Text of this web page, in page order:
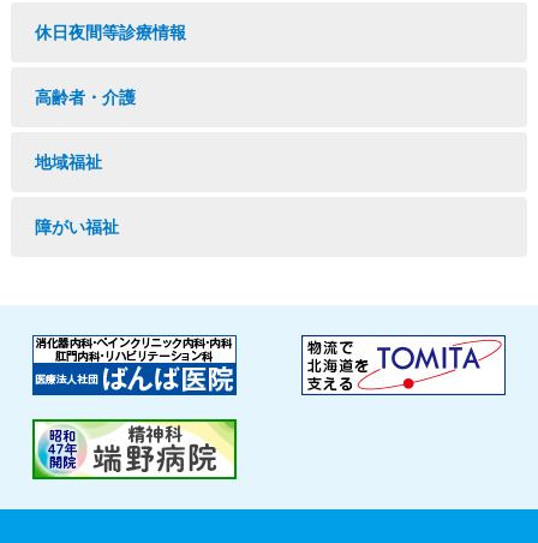
休日夜間等診療情報
高齢者・介護
地域福祉
障がい福祉